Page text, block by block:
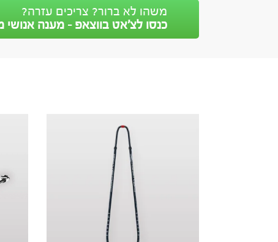
משהו לא ברור? צריכים עזרה?
כנסו לצ’אט בווצאפ - מענה אנושי